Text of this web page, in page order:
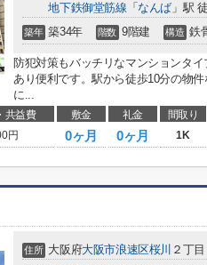
地下鉄御堂筋線 「 なんば 」駅
築年 築34年 階数 9階建 構造 鉄
防犯対策もバッチリなマンションタ
あり便利です。駅から徒歩10分の物
に...
共益費 敷金 礼金 間取り
円 0ヶ月 0ヶ月 1K
住所 大阪府大阪市浪速区桜川 ２丁目